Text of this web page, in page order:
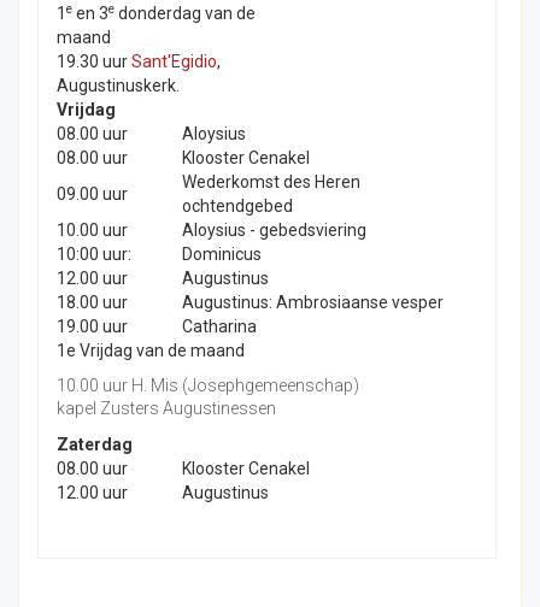
1 e en 3e donderdag van de
maand
19.30 uurSant'Egidio,
Augustinuskerk.
Vrijdag
08.00 uur
Aloysius
08.00 uur
Klooster Cenakel
09.00 uur
Wederkomst des Heren
ochtendgebed
10.00 uur
Aloysius - gebedsviering
10:00 uur:
Dominicus
12.00 uur
Augustinus
18.00 uur
Augustinus: Ambrosiaanse vesper
19.00 uur
Catharina
1e Vrijdag van de maand
10.00 uur H. Mis (Josephgemeenschap)
kapel Zusters Augustinessen
Zaterdag
08.00 uur
Klooster Cenakel
12.00 uur
Augustinus